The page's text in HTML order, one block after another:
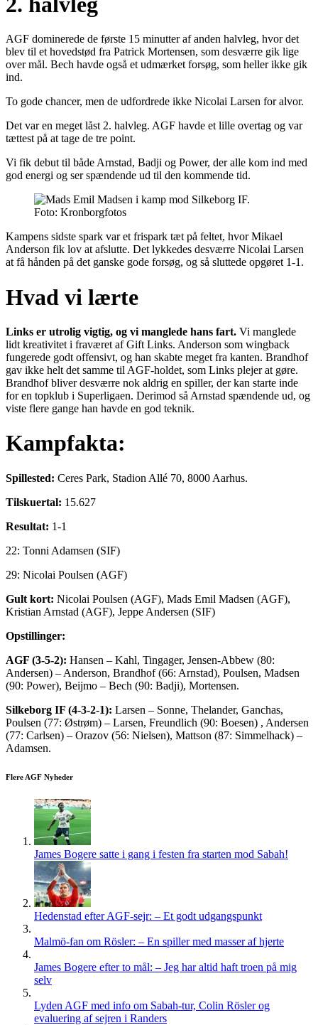
AGF dominerede de første 15 minutter af anden halvleg, hvor det
blev til et hovedstød fra Patrick Mortensen, som desværre gik lige
over mål. Bech havde også et udmærket forsøg, som heller ikke gik
ind.
To gode chancer, men de udfordrede ikke Nicolai Larsen for alvor.
Det var en meget låst 2. halvleg. AGF havde et lille overtag og var
tættest på at tage de tre point.
Vi fik debut til både Arnstad, Badji og Power, der alle kom ind med
god energi og ser spændende ud til den kommende tid.
Foto: Kronborgfotos
Kampens sidste spark var et frispark tæt på feltet, hvor Mikael
Anderson fik lov at afslutte. Det lykkedes desværre Nicolai Larsen
at få hånden på det ganske gode forsøg, og så sluttede opgøret 1-1.
Hvad vi lærte
Links er utrolig vigtig, og vi manglede hans fart. Vi manglede
lidt kreativitet i fraværet af Gift Links. Anderson som wingback
fungerede godt offensivt, og han skabte meget fra kanten. Brandhof
gav ikke helt det samme til AGF-holdet, som Links plejer at gøre.
Brandhof bliver desværre nok aldrig en spiller, der kan starte inde
for en topklub i Superligaen. Derimod så Arnstad spændende ud, og
viste flere gange han havde en god teknik.
Kampfakta:
Spillested: Ceres Park, Stadion Allé 70, 8000 Aarhus.
Tilskuertal: 15.627
Resultat: 1-1
22: Tonni Adamsen (SIF)
29: Nicolai Poulsen (AGF)
Gult kort: Nicolai Poulsen (AGF), Mads Emil Madsen (AGF),
Kristian Arnstad (AGF), Jeppe Andersen (SIF)
Opstillinger:
AGF (3-5-2): Hansen – Kahl, Tingager, Jensen-Abbew (80:
Andersen) – Anderson, Brandhof (66: Arnstad), Poulsen, Madsen
(90: Power), Beijmo – Bech (90: Badji), Mortensen.
Silkeborg IF (4-3-2-1): Larsen – Sonne, Thelander, Ganchas,
Poulsen (77: Østrøm) – Larsen, Freundlich (90: Boesen) , Andersen
(77: Carlsen) – Orazov (56: Nielsen), Mattson (87: Simmelhack) –
Adamsen.
Flere AGF Nyheder
James Bogere satte i gang i festen fra starten mod Sabah!
Hedenstad efter AGF-sejr: – Et godt udgangspunkt
Malmö-fan om Rösler: – En spiller med masser af hjerte
James Bogere efter to mål: – Jeg har altid haft troen på mig
selv
Lyden AGF med info om Sabah-tur, Colin Rösler og
evaluering af sejren i Randers